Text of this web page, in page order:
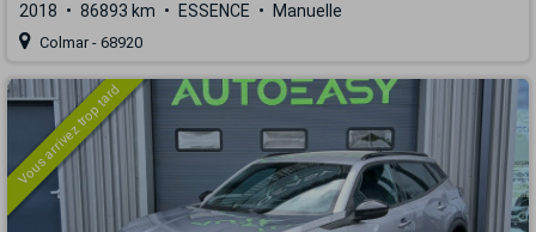
2018 86893 km ESSENCE Manuelle
Colmar - 68920
Vous arrivez trop tard